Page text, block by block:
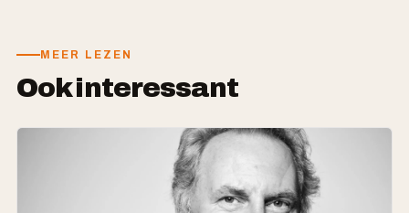
MEER LEZEN
Ook interessant